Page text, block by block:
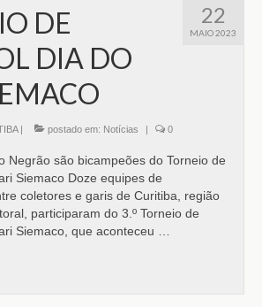
22
MAIO 2023
DE
DIA DO
| postado em: Notícias | 0
Negrão são bicampeões do Torneio de
Siemaco Doze equipes de
coletores e garis de Curitiba, região
participaram do 3.º Torneio de
Siemaco, que aconteceu …